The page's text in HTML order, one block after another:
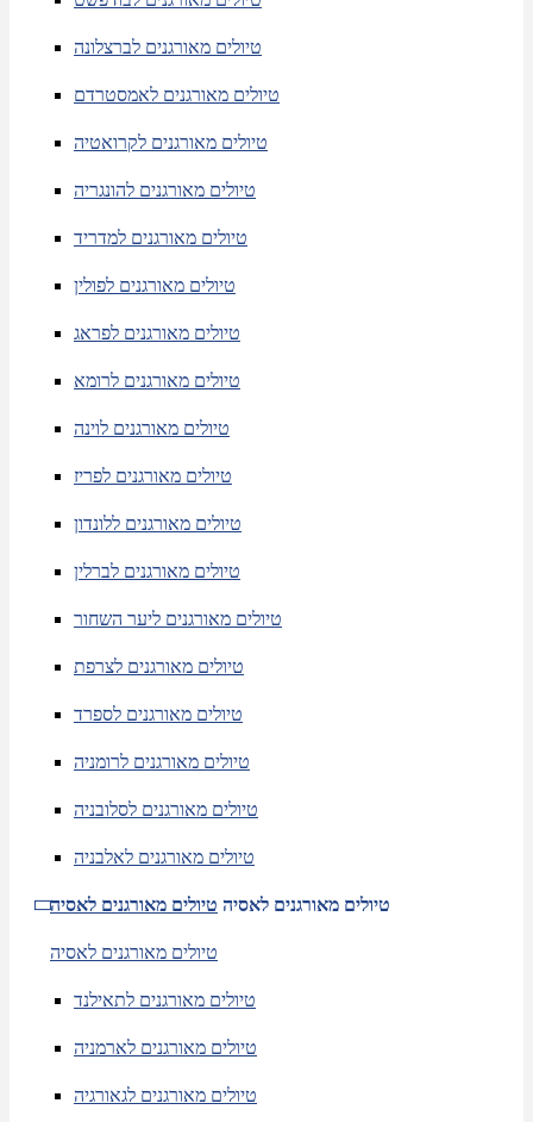
טיולים מאורגנים לברצלונה
טיולים מאורגנים לאמסטרדם
טיולים מאורגנים לקרואטיה
טיולים מאורגנים להונגריה
טיולים מאורגנים למדריד
טיולים מאורגנים לפולין
טיולים מאורגנים לפראג
טיולים מאורגנים לרומא
טיולים מאורגנים לוינה
טיולים מאורגנים לפריז
טיולים מאורגנים ללונדון
טיולים מאורגנים לברלין
טיולים מאורגנים ליער השחור
טיולים מאורגנים לצרפת
טיולים מאורגנים לספרד
טיולים מאורגנים לרומניה
טיולים מאורגנים לסלובניה
טיולים מאורגנים לאלבניה
טיולים מאורגנים לאסיה טיולים מאורגנים לאסיה
טיולים מאורגנים לאסיה
טיולים מאורגנים לתאילנד
טיולים מאורגנים לארמניה
טיולים מאורגנים לגאורגיה